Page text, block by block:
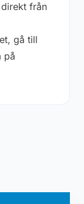
från
gå till
på